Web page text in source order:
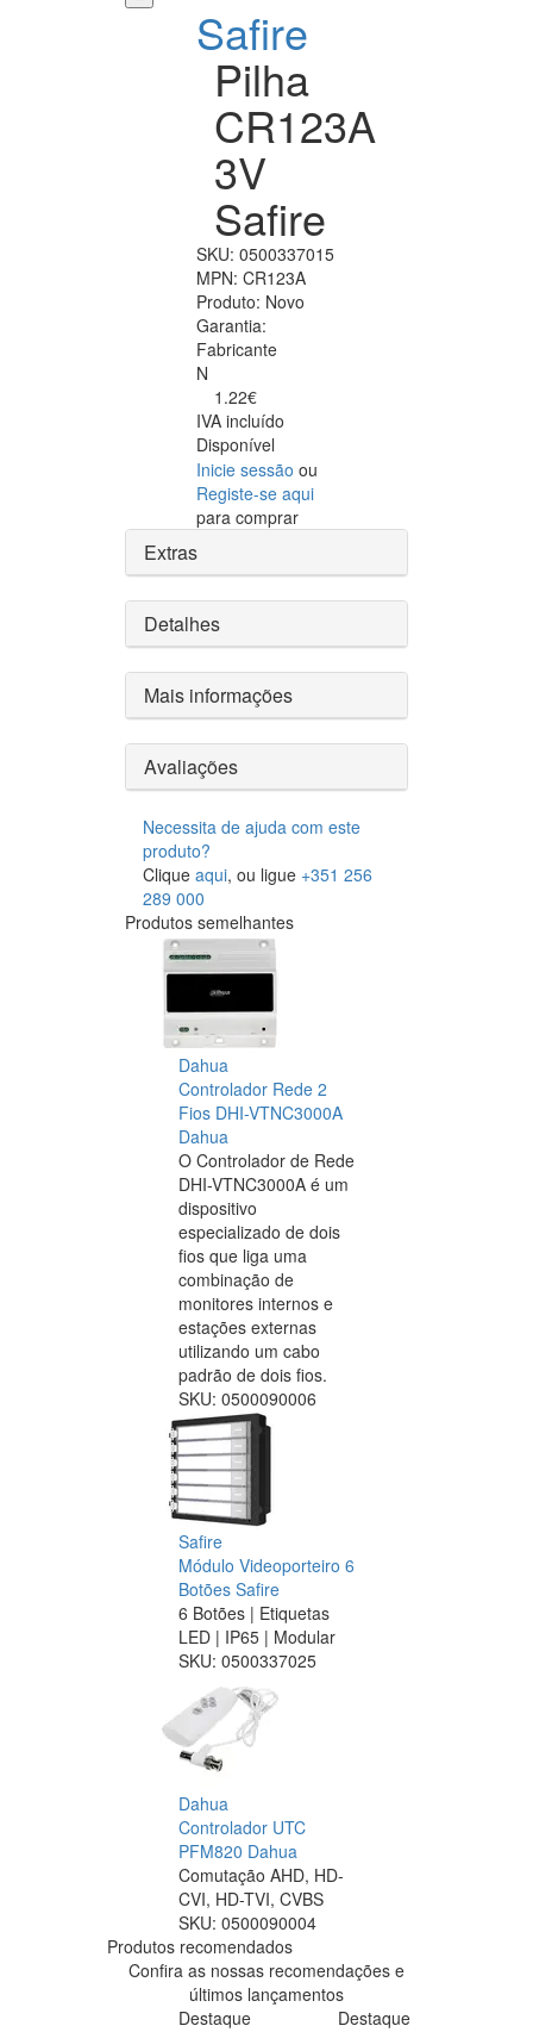
Safire
Pilha
CR123A
3V
Safire
SKU: 0500337015
MPN: CR123A
Produto: Novo
Garantia:
Fabricante
N
1.22€
IVA incluído
Disponível
Inicie sessão ou
Registe-se aqui
para comprar
Extras
Detalhes
Mais informações
Avaliações
Necessita de ajuda com este
produto?
Clique aqui, ou ligue +351 256
289 000
Produtos semelhantes
Dahua
Controlador Rede 2
Fios DHI-VTNC3000A
Dahua
O Controlador de Rede
DHI-VTNC3000A é um
dispositivo
especializado de dois
fios que liga uma
combinação de
monitores internos e
estações externas
utilizando um cabo
padrão de dois fios.
SKU: 0500090006
Safire
Módulo Videoporteiro 6
Botões Safire
6 Botões | Etiquetas
LED | IP65 | Modular
SKU: 0500337025
Dahua
Controlador UTC
PFM820 Dahua
Comutação AHD, HD-
CVI, HD-TVI, CVBS
SKU: 0500090004
Produtos recomendados
Confira as nossas recomendações e
últimos lançamentos
Destaque
Destaque